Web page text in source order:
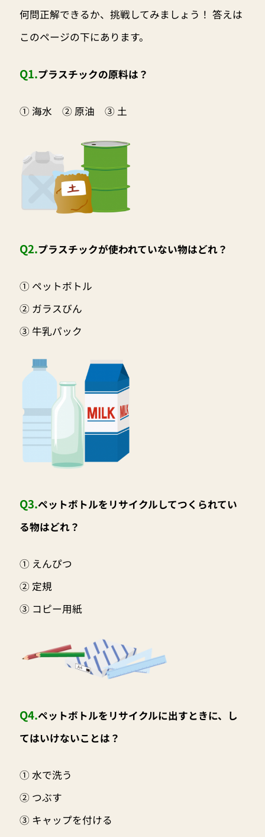
何問正解できるか、挑戦してみましょう！ 答えは
このページの下にあります。
Q1.プラスチックの原料は？
① 海水 ② 原油 ③ 土
Q2.プラスチックが使われていない物はどれ？
① ペットボトル
② ガラスびん
③ 牛乳パック
Q3.ペットボトルをリサイクルしてつくられてい
る物はどれ？
① えんぴつ
② 定規
③ コピー用紙
Q4.ペットボトルをリサイクルに出すときに、し
てはいけないことは？
① 水で洗う
② つぶす
③ キャップを付ける